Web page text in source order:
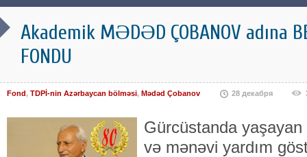
Akademik MƏDƏD ÇOBANOV adına
FONDU
Fond, TDPİ-nin Azərbaycan bölməsi, Mədəd Çobanov 28 декабря
Gürcüstanda yaşayan
və mənəvi yardım